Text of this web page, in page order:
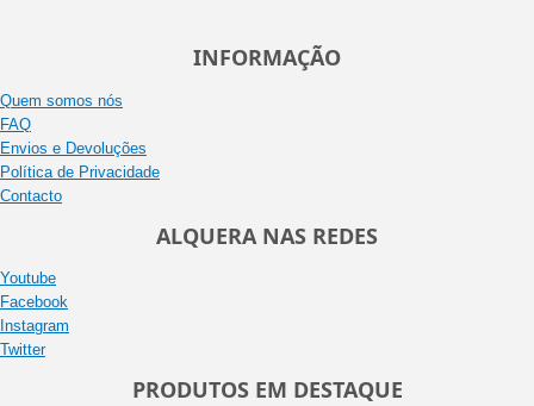
INFORMAÇÃO
Quem somos nós
FAQ
Envios e Devoluções
Política de Privacidade
Contacto
ALQUERA NAS REDES
Youtube
Facebook
Instagram
Twitter
PRODUTOS EM DESTAQUE